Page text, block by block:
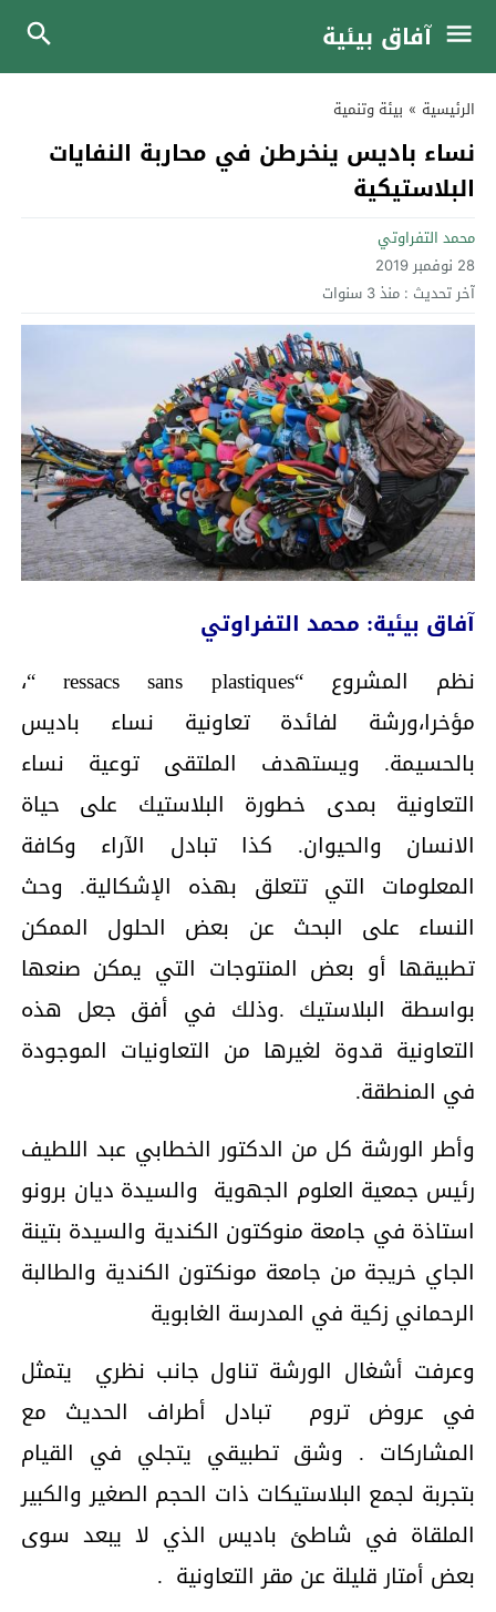
آفاق بيئية
الرئيسية » بيئة وتنمية
نساء باديس ينخرطن في محاربة النفايات
البلاستيكية
محمد التفراوتي
28 نوفمبر 2019
آخر تحديث : منذ 3 سنوات
آفاق بيئية: محمد التفراوتي
نظم المشروع “ressacs sans plastiques “،
مؤخرا،ورشة لفائدة تعاونية نساء باديس
بالحسيمة. ويستهدف الملتقى توعية نساء
التعاونية بمدى خطورة البلاستيك على حياة
الانسان والحيوان. كذا تبادل الآراء وكافة
المعلومات التي تتعلق بهذه الإشكالية. وحث
النساء على البحث عن بعض الحلول الممكن
تطبيقها أو بعض المنتوجات التي يمكن صنعها
بواسطة البلاستيك .وذلك في أفق جعل هذه
التعاونية قدوة لغيرها من التعاونيات الموجودة
في المنطقة.
وأطر الورشة كل من الدكتور الخطابي عبد اللطيف
رئيس جمعية العلوم الجهوية والسيدة ديان برونو
استاذة في جامعة منوكتون الكندية والسيدة بتينة
الجاي خريجة من جامعة مونكتون الكندية والطالبة
الرحماني زكية في المدرسة الغابوية
وعرفت أشغال الورشة تناول جانب نظري يتمثل
في عروض تروم تبادل أطراف الحديث مع
المشاركات . وشق تطبيقي يتجلي في القيام
بتجربة لجمع البلاستيكات ذات الحجم الصغير والكبير
الملقاة في شاطئ باديس الذي لا يبعد سوى
بعض أمتار قليلة عن مقر التعاونية .